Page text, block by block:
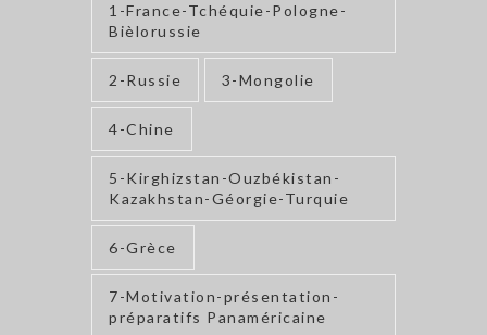
1-France-Tchéquie-Pologne-
Bièlorussie
2-Russie 3-Mongolie
4-Chine
5-Kirghizstan-Ouzbékistan-
Kazakhstan-Géorgie-Turquie
6-Grèce
7-Motivation-présentation-
préparatifs Panaméricaine